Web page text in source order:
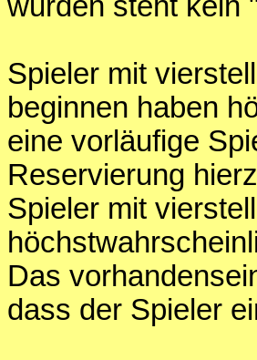
Spieler mit
beginnen haben
eine vorläufige
Reservierung
Spieler mit
Das
dass der Spieler